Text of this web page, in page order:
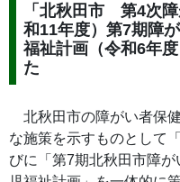
「北秋田市 第4次
和11年度）第7期障
福祉計画（令和6年
た
北秋田市の障がい者保
な施策を示すものとして
びに「第7期北秋田市障